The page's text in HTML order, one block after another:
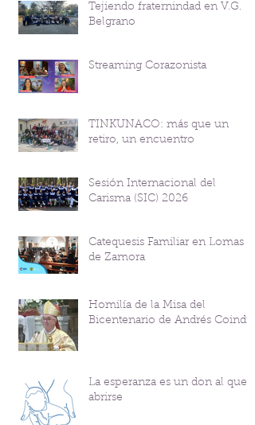
Tejiendo fraternindad en V.G.
Belgrano
Streaming Corazonista
TINKUNACO: más que un
retiro, un encuentro
Sesión Internacional del
Carisma (SIC) 2026
Catequesis Familiar en Lomas
de Zamora
Homilía de la Misa del
Bicentenario de Andrés Coindre
La esperanza es un don al que
abrirse